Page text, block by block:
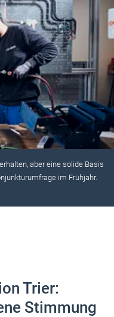
aber eine solide Basis
im Frühjahr.
Trier:
Stimmung